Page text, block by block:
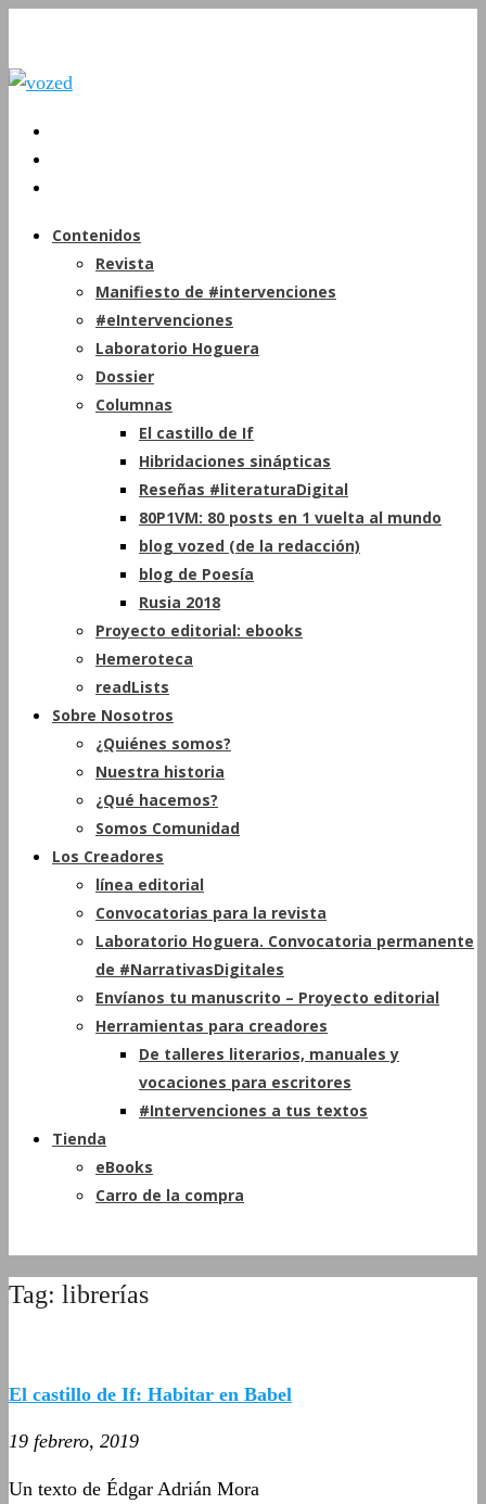
Contenidos
Revista
Manifiesto de #intervenciones
#eIntervenciones
Laboratorio Hoguera
Dossier
Columnas
El castillo de If
Hibridaciones sinápticas
Reseñas #literaturaDigital
80P1VM: 80 posts en 1 vuelta al mundo
blog vozed (de la redacción)
blog de Poesía
Rusia 2018
Proyecto editorial: ebooks
Hemeroteca
readLists
Sobre Nosotros
¿Quiénes somos?
Nuestra historia
¿Qué hacemos?
Somos Comunidad
Los Creadores
línea editorial
Convocatorias para la revista
Laboratorio Hoguera. Convocatoria permanente
de #NarrativasDigitales
Envíanos tu manuscrito – Proyecto editorial
Herramientas para creadores
De talleres literarios, manuales y
vocaciones para escritores
#Intervenciones a tus textos
Tienda
eBooks
Carro de la compra
Tag: librerías
El castillo de If: Habitar en Babel
19 febrero, 2019
Un texto de Édgar Adrián Mora